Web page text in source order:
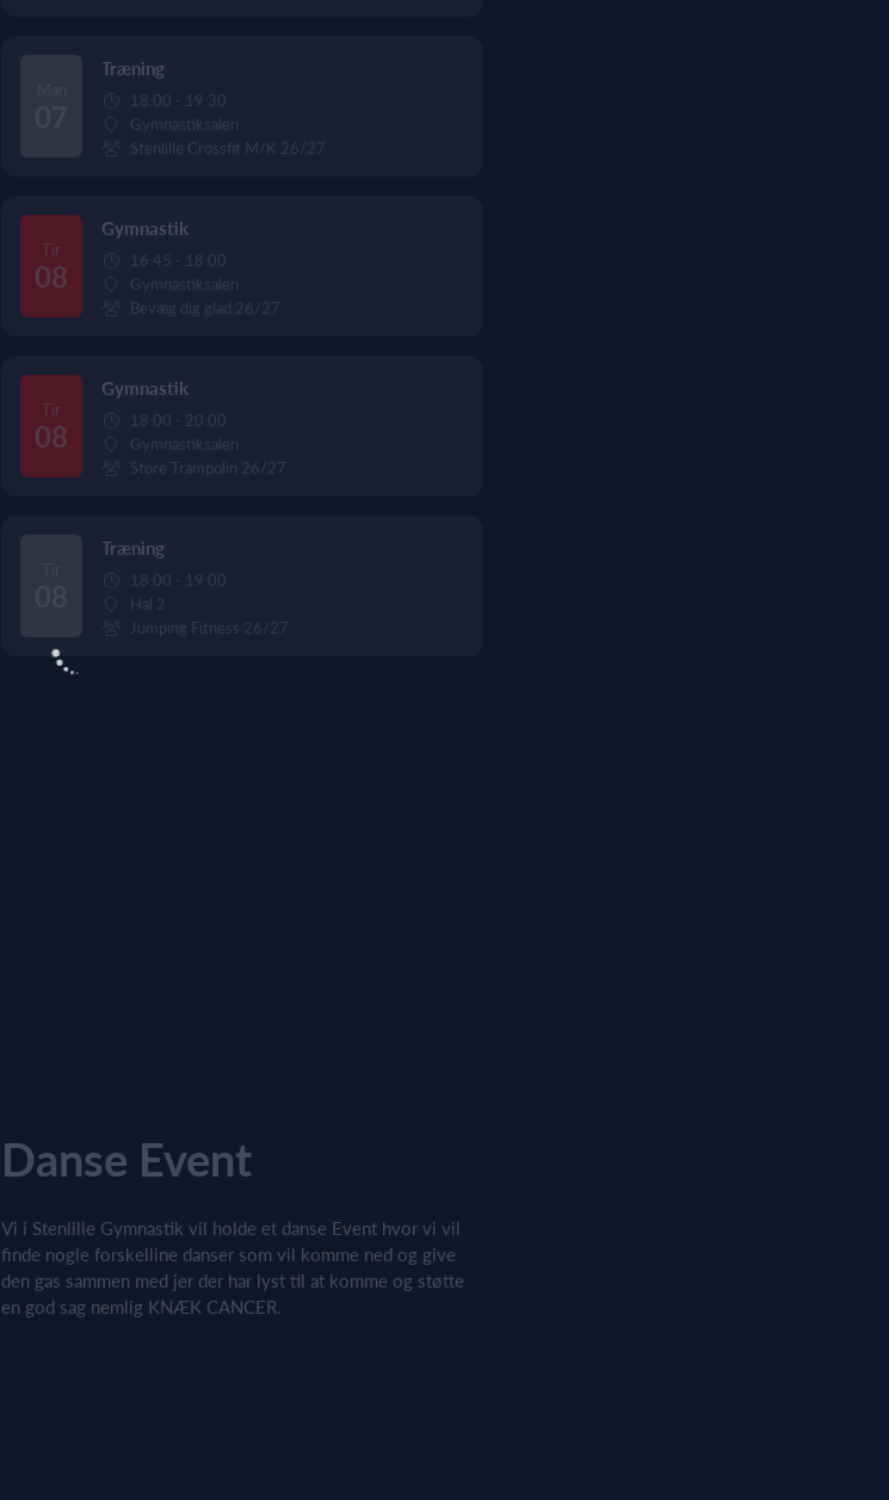
Træning
18:00 - 19:30
Gymnastiksalen
Stenlille Crossfit M/K 26/27
Tir
08
Gymnastik
16:45 - 18:00
Gymnastiksalen
Bevæg dig glad 26/27
Tir
08
Gymnastik
18:00 - 20:00
Gymnastiksalen
Store Trampolin 26/27
Træning
18:00 - 19:00
Hal 2
Jumping Fitness 26/27
Danse Event
Vi i Stenlille Gymnastik vil holde et danse Event hvor vi vil
finde nogle forskelline danser som vil komme ned og give
den gas sammen med jer der har lyst til at komme og støtte
en god sag nemlig KNÆK CANCER.